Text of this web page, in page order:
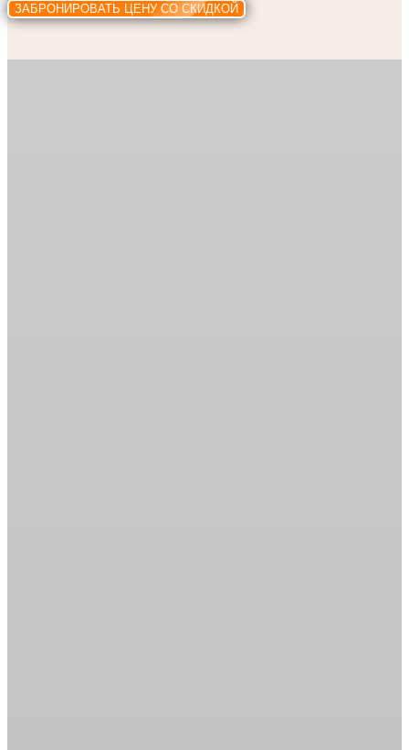
ЗАБРОНИРОВАТЬ ЦЕНУ СО СКИДКОЙ